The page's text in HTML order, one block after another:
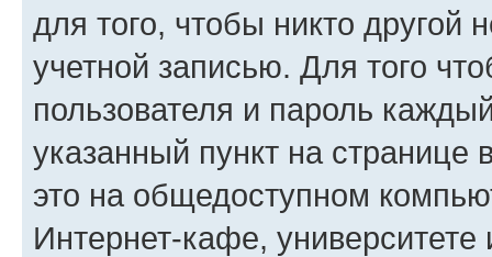
для того, чтобы никто другой
учетной записью. Для того
пользователя и пароль
указанный пункт на
это на общедоступном
Интернет-кафе, университете